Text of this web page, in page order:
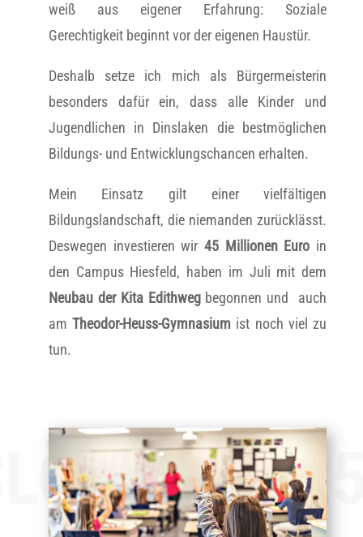
weiß aus eigener Erfahrung: Soziale
Gerechtigkeit beginnt vor der eigenen Haustür.
Deshalb setze ich mich als Bürgermeisterin
besonders dafür ein, dass alle Kinder und
Jugendlichen in Dinslaken die bestmöglichen
Bildungs- und Entwicklungschancen erhalten.
Mein Einsatz gilt einer vielfältigen
Bildungslandschaft, die niemanden zurücklässt.
Deswegen investieren wir 45 Millionen Euro in
den Campus Hiesfeld, haben im Juli mit dem
Neubau der Kita Edithwegbegonnen und auch
amTheodor-Heuss-Gymnasium ist noch viel zu
tun.